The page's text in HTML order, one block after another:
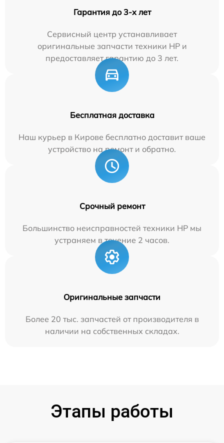
Гарантия до 3-х лет
Сервисный центр устанавливает
оригинальные запчасти техники HP и
предоставляет гарантию до 3 лет.
Бесплатная доставка
Наш курьер в Кирове бесплатно доставит ваше
устройство на ремонт и обратно.
Срочный ремонт
Большинство неисправностей техники HP мы
устраняем в течение 2 часов.
Оригинальные запчасти
Более 20 тыс. запчастей от производителя в
наличии на собственных складах.
Этапы работы